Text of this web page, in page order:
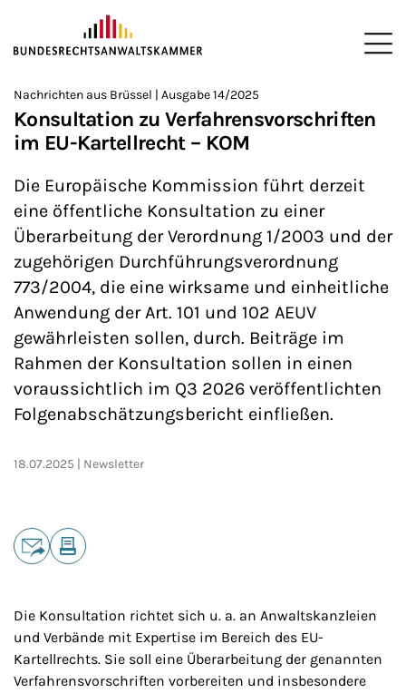
ZUM HAUPTINHALT SPRINGEN
Sie befinden sich hier:
>
Startseite
>
Newsroom
>
Newsletter
>
Nachrichten aus Brüssel
Nachrichten aus Brüssel | Ausgabe 14/2025
Konsultation zu Verfahrensvorschriften
im EU-Kartellrecht – KOM
Die Europäische Kommission führt derzeit
eine öffentliche Konsultation zu einer
Überarbeitung der Verordnung 1/2003 und der
zugehörigen Durchführungsverordnung
773/2004, die eine wirksame und einheitliche
Anwendung der Art. 101 und 102 AEUV
gewährleisten sollen, durch. Beiträge im
Rahmen der Konsultation sollen in einen
voraussichtlich im Q3 2026 veröffentlichten
Folgenabschätzungsbericht einfließen.
18.07.2025 Newsletter
Teilen
Die Konsultation richtet sich u. a. an Anwaltskanzleien
und Verbände mit Expertise im Bereich des EU-
Kartellrechts. Sie soll eine Überarbeitung der genannten
Verfahrensvorschriften vorbereiten und insbesondere